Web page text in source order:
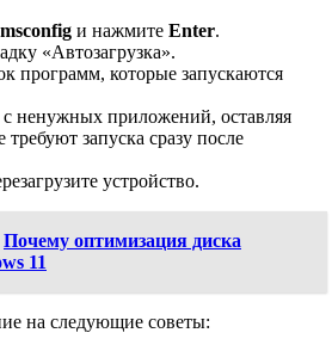
msconfig и нажмите Enter.
«Автозагрузка».
программ, которые запускаются
ненужных приложений, оставляя
требуют запуска сразу после
устройство.
Почему оптимизация диска
11
на следующие советы: